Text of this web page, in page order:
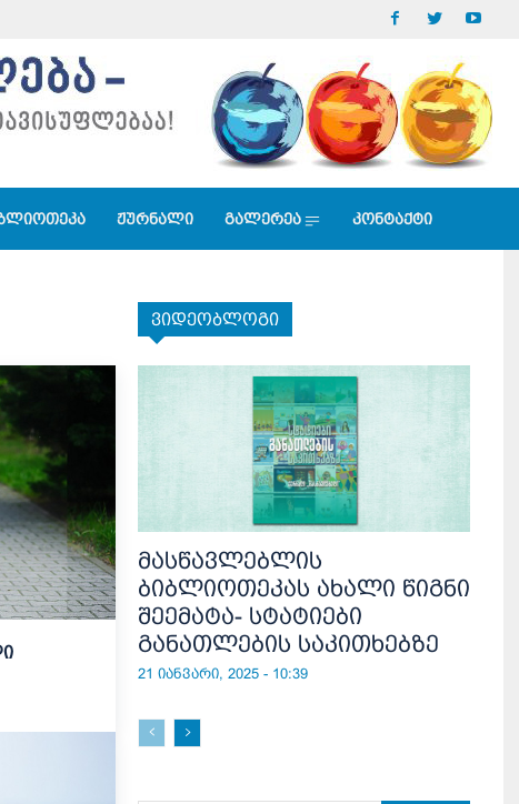
ჟურნალი გალერეა კონტაქტი
ვიდეობლოგი
მასწავლებლის
ბიბლიოთეკას ახალი წიგნი
შეემატა- სტატიები
განათლების საკითხებზე
21 იანვარი, 2025 - 10:39